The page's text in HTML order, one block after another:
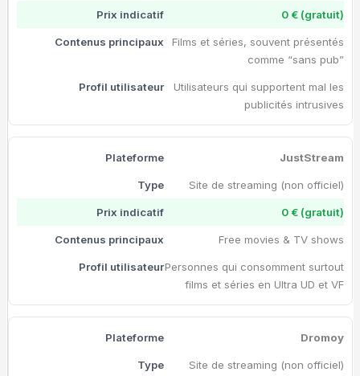
0 € (gratuit)
Films et séries, souvent présentés
comme “sans pub”
Utilisateurs qui supportent mal les
publicités intrusives
JustStream
Site de streaming (non officiel)
0 € (gratuit)
Free movies & TV shows
Personnes qui consomment surtout
films et séries en Ultra UD et VF
Dromoy
Site de streaming (non officiel)